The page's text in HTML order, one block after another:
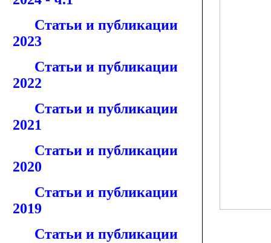
Статьи и публикации
2023
Статьи и публикации
2022
Статьи и публикации
2021
Статьи и публикации
2020
Статьи и публикации
2019
Статьи и публикации